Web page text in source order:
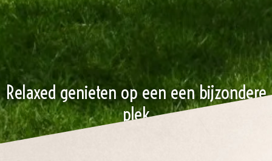
Relaxed genieten op een een bijzondere
plek